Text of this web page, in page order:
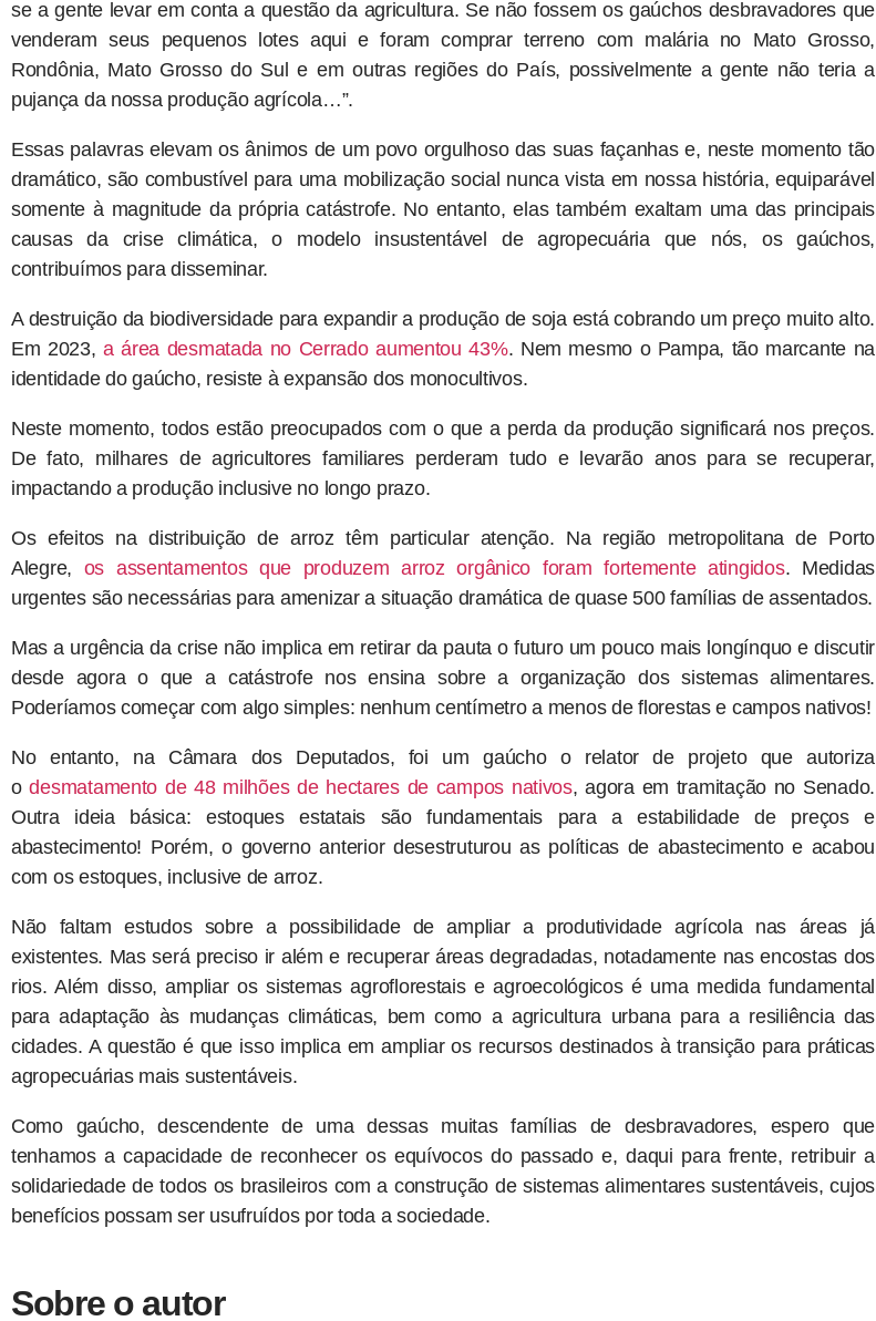
se a gente levar em conta a questão da agricultura. Se não fossem os gaúchos desbravadores que
venderam seus pequenos lotes aqui e foram comprar terreno com malária no Mato Grosso,
Rondônia, Mato Grosso do Sul e em outras regiões do País, possivelmente a gente não teria a
pujança da nossa produção agrícola…”.
Essas palavras elevam os ânimos de um povo orgulhoso das suas façanhas e, neste momento tão
dramático, são combustível para uma mobilização social nunca vista em nossa história, equiparável
somente à magnitude da própria catástrofe. No entanto, elas também exaltam uma das principais
causas da crise climática, o modelo insustentável de agropecuária que nós, os gaúchos,
contribuímos para disseminar.
A destruição da biodiversidade para expandir a produção de soja está cobrando um preço muito alto.
Em 2023,a área desmatada no Cerrado aumentou 43%. Nem mesmo o Pampa, tão marcante na
identidade do gaúcho, resiste à expansão dos monocultivos.
Neste momento, todos estão preocupados com o que a perda da produção significará nos preços.
De fato, milhares de agricultores familiares perderam tudo e levarão anos para se recuperar,
impactando a produção inclusive no longo prazo.
Os efeitos na distribuição de arroz têm particular atenção. Na região metropolitana de Porto
Alegre, os assentamentos que produzem arroz orgânico foram fortemente atingidos. Medidas
urgentes são necessárias para amenizar a situação dramática de quase 500 famílias de assentados.
Mas a urgência da crise não implica em retirar da pauta o futuro um pouco mais longínquo e discutir
desde agora o que a catástrofe nos ensina sobre a organização dos sistemas alimentares.
Poderíamos começar com algo simples: nenhum centímetro a menos de florestas e campos nativos!
No entanto, na Câmara dos Deputados, foi um gaúcho o relator de projeto que autoriza
odesmatamento de 48 milhões de hectares de campos nativos, agora em tramitação no Senado.
Outra ideia básica: estoques estatais são fundamentais para a estabilidade de preços e
abastecimento! Porém, o governo anterior desestruturou as políticas de abastecimento e acabou
com os estoques, inclusive de arroz.
Não faltam estudos sobre a possibilidade de ampliar a produtividade agrícola nas áreas já
existentes. Mas será preciso ir além e recuperar áreas degradadas, notadamente nas encostas dos
rios. Além disso, ampliar os sistemas agroflorestais e agroecológicos é uma medida fundamental
para adaptação às mudanças climáticas, bem como a agricultura urbana para a resiliência das
cidades. A questão é que isso implica em ampliar os recursos destinados à transição para práticas
agropecuárias mais sustentáveis.
Como gaúcho, descendente de uma dessas muitas famílias de desbravadores, espero que
tenhamos a capacidade de reconhecer os equívocos do passado e, daqui para frente, retribuir a
solidariedade de todos os brasileiros com a construção de sistemas alimentares sustentáveis, cujos
benefícios possam ser usufruídos por toda a sociedade.
Sobre o autor